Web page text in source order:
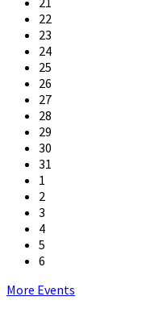
22
23
24
25
26
27
28
29
30
31
1
2
3
4
5
6
Back
More Events